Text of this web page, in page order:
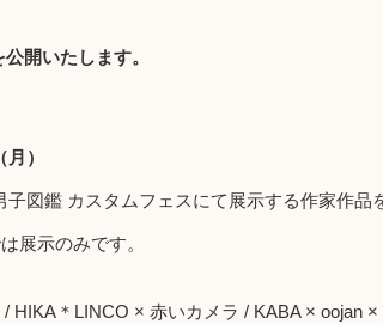
開いたします。
）
子図鑑 カスタムフェスにて展示する作家作品
展示のみです。
/ HIKA＊LINCO × 赤いカメラ / KABA × oojan